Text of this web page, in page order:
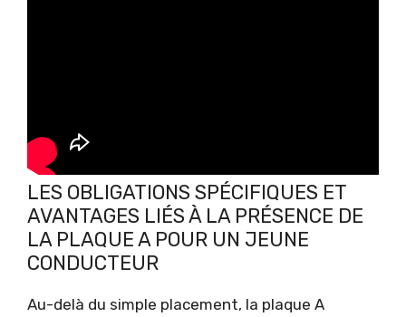
LES OBLIGATIONS SPÉCIFIQUES ET
AVANTAGES LIÉS À LA PRÉSENCE DE
LA PLAQUE A POUR UN JEUNE
CONDUCTEUR
Au-delà du simple placement, la plaque A